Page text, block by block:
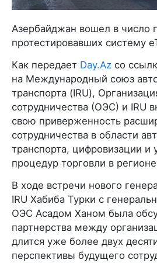
Азербайджан вошел в число
протестировавших систему
Как передает Day.Az со
на Международный союз
транспорта (IRU),
сотрудничества (ОЭС) и IRU
свою приверженность
сотрудничества в области
транспорта, цифровизации и
процедур торговли в
В ходе встречи нового
IRU Хабиба Турки с
ОЭС Асадом Ханом была
партнерства между
длится уже более двух
перспективы будущего